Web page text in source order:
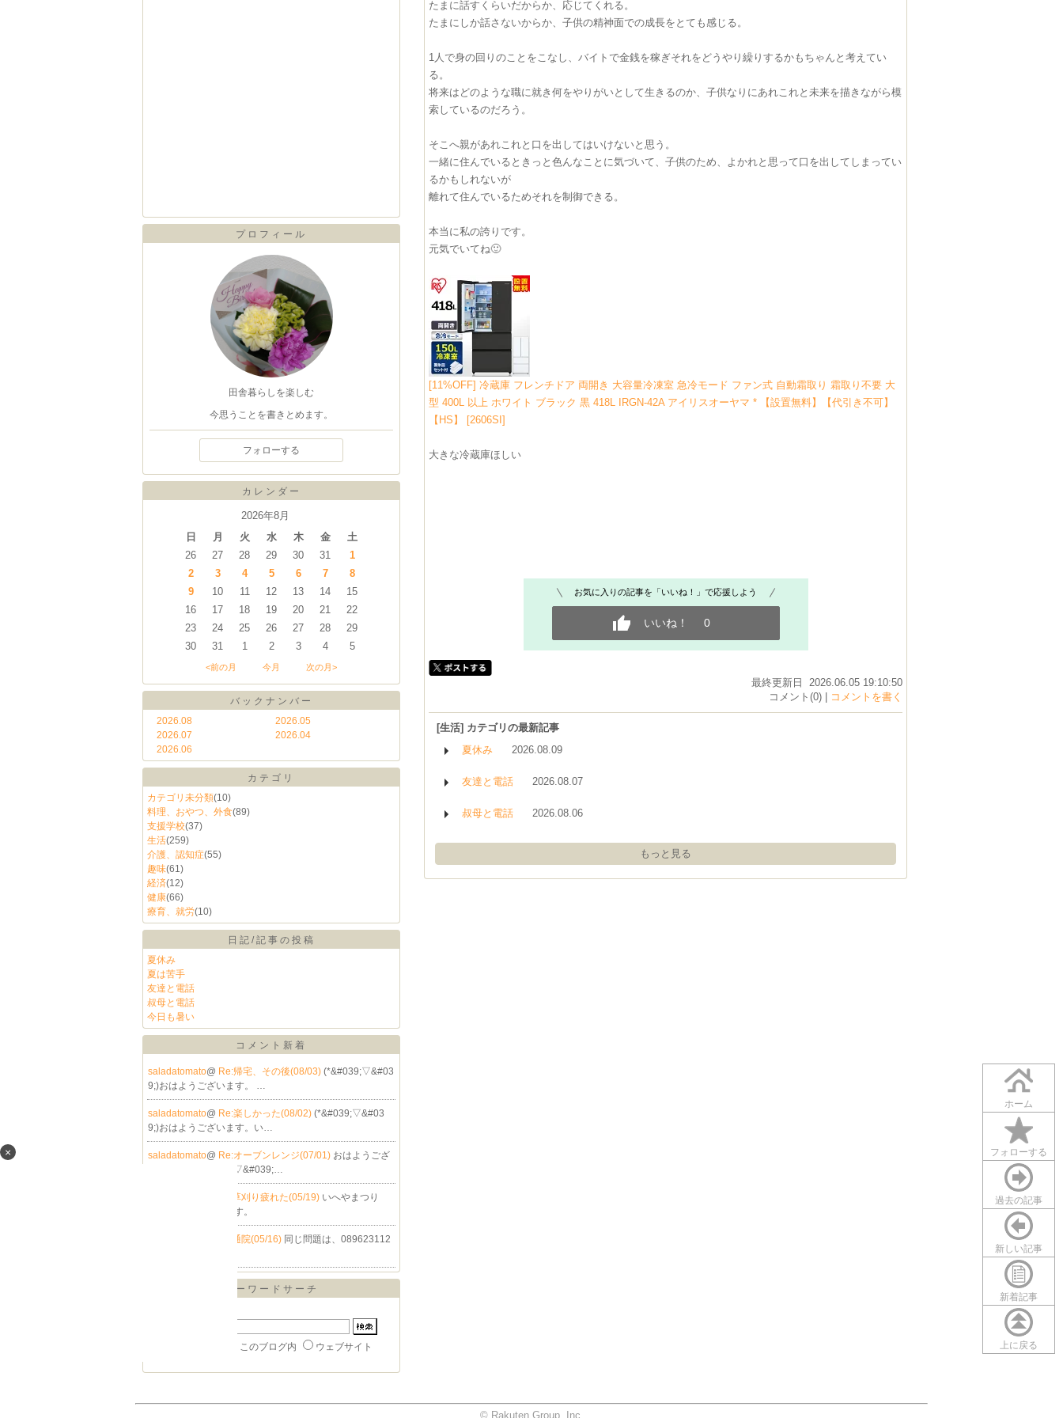
ホーム
フォローする
過去の記事
新しい記事
新着記事
上に戻る
×
プロフィール
田舎暮らしを楽しむ
今思うことを書きとめます。
フォローする
カレンダー
2026年8月
日
月 火 水 木 金
土
26
27 28 29 30 31
1
2
3 4 5 6 7
8
9
10 11 12 13 14
15
16
17 18 19 20 21
22
23
24 25 26 27 28
29
30
31 1 2 3 4 5
<前の月 今月 次の月>
バックナンバー
2026.08
2026.07
2026.06
2026.05
2026.04
カテゴリ
カテゴリ未分類(10)
料理、おやつ、外食(89)
支援学校(37)
生活(259)
介護、認知症(55)
趣味(61)
経済(12)
健康(66)
療育、就労(10)
日記/記事の投稿
夏休み
夏は苦手
友達と電話
叔母と電話
今日も暑い
コメント新着
saladatomato@ Re:帰宅、その後(08/03) (*&#039;▽&#03
9;)おはようございます。 …
saladatomato@ Re:楽しかった(08/02) (*&#039;▽&#03
9;)おはようございます。い…
saladatomato@ Re:オーブンレンジ(07/01) おはようござ
います。 (*&#039;▽&#039;…
Re:草刈り疲れた(05/19) いへやまつり
は、0896234362 です。
Re:父の通院(05/16) 同じ問題は、089623112
キーワードサーチ
このブログ内 ウェブサイト
たまに話すくらいだからか、応じてくれる。
たまにしか話さないからか、子供の精神面での成長をとても感じる。
1人で身の回りのことをこなし、バイトで金銭を稼ぎそれをどうやり繰りするかもちゃんと考えてい
る。
将来はどのような職に就き何をやりがいとして生きるのか、子供なりにあれこれと未来を描きながら模
索しているのだろう。
そこへ親があれこれと口を出してはいけないと思う。
一緒に住んでいるときっと色んなことに気づいて、子供のため、よかれと思って口を出してしまってい
るかもしれないが
離れて住んでいるためそれを制御できる。
本当に私の誇りです。
元気でいてね🙂
[11%OFF] 冷蔵庫 フレンチドア 両開き 大容量冷凍室 急冷モード ファン式 自動霜取り 霜取り不要 大
型 400L 以上 ホワイト ブラック 黒 418L IRGN-42A アイリスオーヤマ * 【設置無料】【代引き不可】
【HS】 [2606SI]
大きな冷蔵庫ほしい
お気に入りの記事を「いいね！」で応援しよう
いいね！ 0
最終更新日 2026.06.05 19:10:50
コメント(0) |
コメントを書く
[生活] カテゴリの最新記事
夏休み
2026.08.09
友達と電話 2026.08.07
叔母と電話 2026.08.06
もっと見る
© Rakuten Group, Inc.